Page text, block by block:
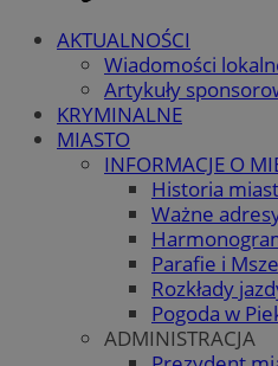
AKTUALNOŚCI
Wiadomości
Artykuły
KRYMINALNE
MIASTO
INFORMACJE O
Historia
Ważne
Parafie i
Rozkłady
Pogoda w
ADMINISTRACJA